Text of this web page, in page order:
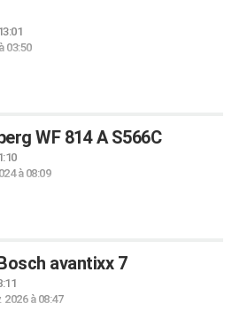
03:50
WF 814 A S566C
à 08:09
avantixx 7
2026 à 08:47